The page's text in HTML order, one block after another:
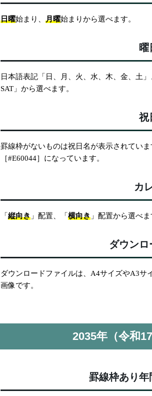
日曜始まり、 月曜始まりから選べます。
日本語表記「日、月、火、水、木、金、土
SAT」から選べます。
祝
罫線枠がないものは祝日名が表示されてい
［#E60044］になっています。
カ
「 縦向き 」配置、「 横向き 」配置から選べま
ダウン
ダウンロードファイルは、A4サイズやA3サ
画像です。
2035年（令和
罫線枠あり年